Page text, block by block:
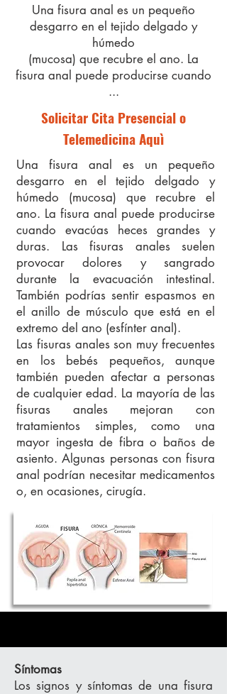
Una fisura anal es un pequeño
desgarro en el tejido delgado y
húmedo
(mucosa) que recubre el ano. La
fisura anal puede producirse cuando
...
Solicitar Cita Presencial o
Telemedicina Aquì
Una fisura anal es un pequeño
desgarro en el tejido delgado y
húmedo (mucosa) que recubre el
ano. La fisura anal puede producirse
cuando evacúas heces grandes y
duras. Las fisuras anales suelen
provocar dolores y sangrado
durante la evacuación intestinal.
También podrías sentir espasmos en
el anillo de músculo que está en el
extremo del ano (esfínter anal).
Las fisuras anales son muy frecuentes
en los bebés pequeños, aunque
también pueden afectar a personas
de cualquier edad. La mayoría de las
fisuras anales mejoran con
tratamientos simples, como una
mayor ingesta de fibra o baños de
asiento. Algunas personas con fisura
anal podrían necesitar medicamentos
o, en ocasiones, cirugía.
Síntomas
Los signos y síntomas de una fisura